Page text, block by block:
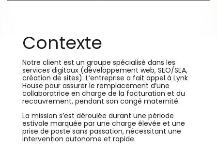
Contexte
Notre client est un groupe spécialisé dans les
services digitaux (développement web, SEO/SEA,
création de sites). L’entreprise a fait appel à Lynk
House pour assurer le remplacement d’une
collaboratrice en charge de la facturation et du
recouvrement, pendant son congé maternité.
La mission s’est déroulée durant une période
estivale marquée par une charge élevée et une
prise de poste sans passation, nécessitant une
intervention autonome et rapide.